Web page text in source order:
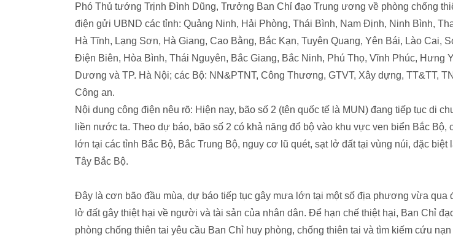
Phó Thủ tướng Trịnh Đình Dũng, Trưởng Ban Chỉ đạo Trung ương về phòng chống
điện gửi UBND các tỉnh: Quảng Ninh, Hải Phòng, Thái Bình, Nam Định, Ninh Bình,
Hà Tĩnh, Lạng Sơn, Hà Giang, Cao Bằng, Bắc Kạn, Tuyên Quang, Yên Bái, Lào Cai,
Điện Biên, Hòa Bình, Thái Nguyên, Bắc Giang, Bắc Ninh, Phú Thọ, Vĩnh Phúc, Hưng
Dương và TP. Hà Nội; các Bộ: NN&PTNT, Công Thương, GTVT, Xây dựng, TT&TT,
Công an.
Nội dung công điện nêu rõ: Hiện nay, bão số 2 (tên quốc tế là MUN) đang tiếp tục di
liền nước ta. Theo dự báo, bão số 2 có khả năng đổ bộ vào khu vực ven biển Bắc Bộ,
lớn tại các tỉnh Bắc Bộ, Bắc Trung Bộ, nguy cơ lũ quét, sạt lở đất tại vùng núi, đặc biệt
Tây Bắc Bộ.
Đây là cơn bão đầu mùa, dự báo tiếp tục gây mưa lớn tại một số địa phương vừa qua
lở đất gây thiệt hại về người và tài sản của nhân dân. Để hạn chế thiệt hại, Ban Chỉ
phòng chống thiên tai yêu cầu Ban Chỉ huy phòng, chống thiên tai và tìm kiếm cứu